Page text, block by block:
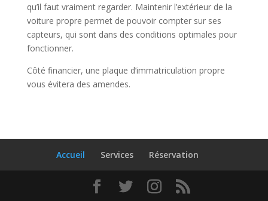
qu’il faut vraiment regarder. Maintenir l’extérieur de la
voiture propre permet de pouvoir compter sur ses
capteurs, qui sont dans des conditions optimales pour
fonctionner.
Côté financier, une plaque d’immatriculation propre
vous évitera des amendes.
Accueil Services Réservation